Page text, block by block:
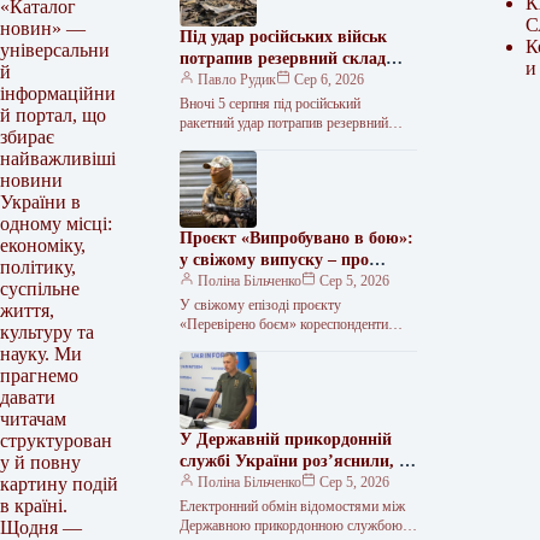
«Каталог
новин» —
універсальни
й
інформаційни
й портал, що
збирає
найважливіші
новини
України в
одному місці:
економіку,
політику,
суспільне
життя,
культуру та
науку. Ми
прагнемо
давати
читачам
структурован
у й повну
картину подій
в країні.
Щодня —
Під удар російських військ
потрапив резервний склад
українського видавництва.
Знищено 100 тисяч
примірників книг.
Павло Рудик
Сер 6, 2026
Вночі 5 серпня під російський
ракетний удар потрапив резервний
знищивши понад 100 тисяч книг. Як
інформує Укрінформ,…
Проєкт «Випробувано в бою»:
у свіжому випуску – про
кулемет MG-1М
Поліна Більченко
Сер 5, 2026
У свіжому епізоді проєкту
«Перевірено боєм» кореспонденти
кулеметом MG-1М, виробленим у
Болгарії. Інструктор 25-ї бригади
Національної гвардії…
У Державній прикордонній
службі України роз’яснили, з
якою метою та яким чином
буде відбуватися обмін
інформацією з податковими
Поліна Більченко
Сер 5, 2026
Електронний обмін відомостями між
Державною прикордонною службою
и